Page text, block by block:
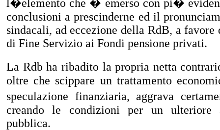
l�elemento che � emerso con pi�
conclusioni a prescinderne ed il
sindacali, ad eccezione della RdB, a favore
di Fine Servizio ai Fondi pensione privati.
La Rdb ha ribadito la propria netta
oltre che scippare un trattamento
speculazione finanziaria, aggrava
creando le condizioni per un ulteriore
pubblica.